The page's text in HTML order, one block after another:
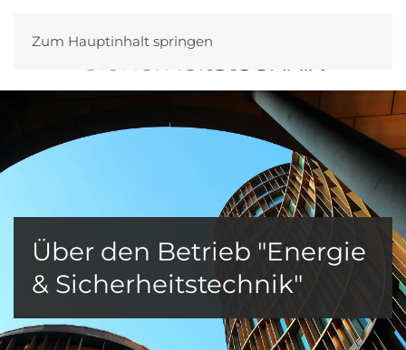
Zum Hauptinhalt springen
Über den Betrieb "Energie
& Sicherheitstechnik"